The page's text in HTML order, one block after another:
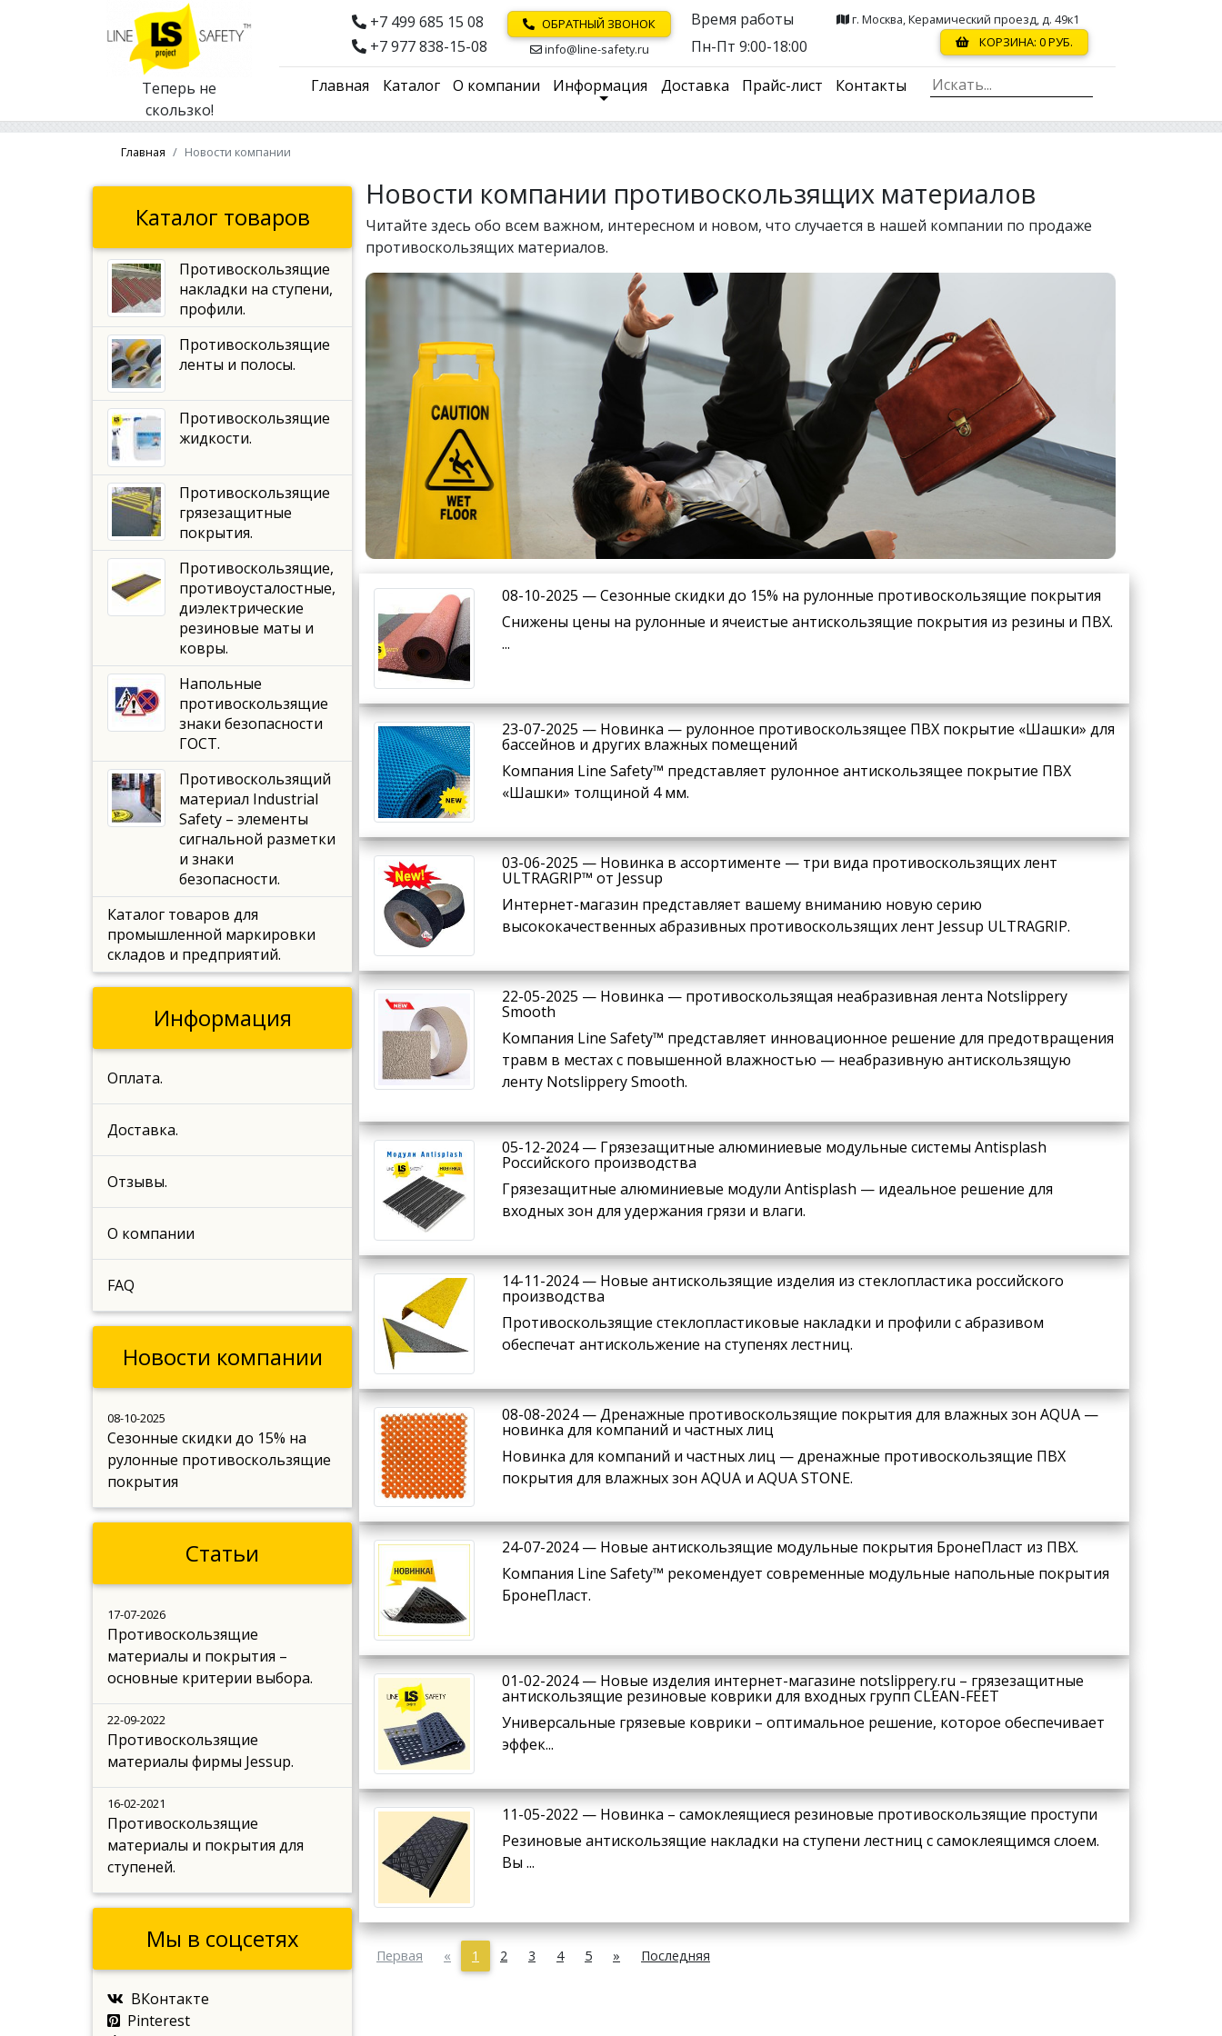
Теперь не
скользко!
+7 499 685 15 08
+7 977 838-15-08
ОБРАТНЫЙ ЗВОНОК
info@line-safety.ru
Время работы
Пн-Пт 9:00-18:00
г. Москва, Керамический проезд, д. 49к1
КОРЗИНА: 0РУБ.
Главная Каталог О компании Информация Доставка Прайс-лист Контакты
Главная Новости компании
Новости компании противоскользящих материалов
Читайте здесь обо всем важном, интересном и новом, что случается в нашей компании по продаже
противоскользящих материалов.
08-10-2025 — Сезонные скидки до 15% на рулонные противоскользящие покрытия
Снижены цены на рулонные и ячеистые антискользящие покрытия из резины и ПВХ.
...
23-07-2025 — Новинка — рулонное противоскользящее ПВХ покрытие «Шашки» для
бассейнов и других влажных помещений
Компания Line Safety™ представляет рулонное антискользящее покрытие ПВХ
«Шашки» толщиной 4 мм.
03-06-2025 — Новинка в ассортименте — три вида противоскользящих лент
ULTRAGRIP™ от Jessup
Интернет-магазин представляет вашему вниманию новую серию
высококачественных абразивных противоскользящих лент Jessup ULTRAGRIP.
22-05-2025 — Новинка — противоскользящая неабразивная лента Notslippery
Smooth
Компания Line Safety™ представляет инновационное решение для предотвращения
травм в местах с повышенной влажностью — неабразивную антискользящую
ленту Notslippery Smooth.
05-12-2024 — Грязезащитные алюминиевые модульные системы Antisplash
Российского производства
Грязезащитные алюминиевые модули Antisplash — идеальное решение для
входных зон для удержания грязи и влаги.
14-11-2024 — Новые антискользящие изделия из стеклопластика российского
производства
Противоскользящие стеклопластиковые накладки и профили с абразивом
обеспечат антискольжение на ступенях лестниц.
08-08-2024 — Дренажные противоскользящие покрытия для влажных зон AQUA —
новинка для компаний и частных лиц
Новинка для компаний и частных лиц — дренажные противоскользящие ПВХ
покрытия для влажных зон AQUA и AQUA STONE.
24-07-2024 — Новые антискользящие модульные покрытия БронеПласт из ПВХ.
Компания Line Safety™ рекомендует современные модульные напольные покрытия
БронеПласт.
01-02-2024 — Новые изделия интернет-магазине notslippery.ru – грязезащитные
антискользящие резиновые коврики для входных групп CLEAN-FEET
Универсальные грязевые коврики – оптимальное решение, которое обеспечивает
эффек...
11-05-2022 — Новинка – самоклеящиеся резиновые противоскользящие проступи
Резиновые антискользящие накладки на ступени лестниц с самоклеящимся слоем.
Вы ...
Первая « 1 2 3 4 5 » Последняя
Каталог товаров
Противоскользящие
накладки на ступени,
профили.
Противоскользящие
ленты и полосы.
Противоскользящие
жидкости.
Противоскользящие
грязезащитные
покрытия.
Противоскользящие,
противоусталостные,
диэлектрические
резиновые маты и
ковры.
Напольные
противоскользящие
знаки безопасности
ГОСТ.
Противоскользящий
материал Industrial
Safety – элементы
сигнальной разметки
и знаки
безопасности.
Каталог товаров для
промышленной маркировки
складов и предприятий.
Информация
Оплата.
Доставка.
Отзывы.
О компании
FAQ
Новости компании
08-10-2025
Сезонные скидки до 15% на
рулонные противоскользящие
покрытия
Статьи
17-07-2026
Противоскользящие
материалы и покрытия –
основные критерии выбора.
22-09-2022
Противоскользящие
материалы фирмы Jessup.
16-02-2021
Противоскользящие
материалы и покрытия для
ступеней.
Мы в соцсетях
ВКонтакте
Pinterest